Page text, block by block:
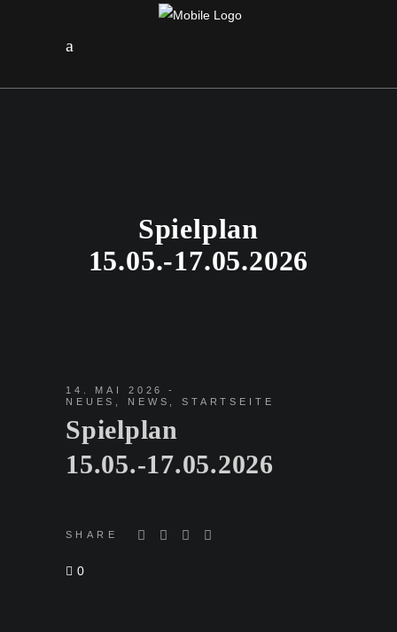
Spielplan
15.05.-17.05.2026
14. MAI 2026
NEUES
NEWS ,STARTSEITE
Spielplan
15.05.-17.05.2026
SHARE
0